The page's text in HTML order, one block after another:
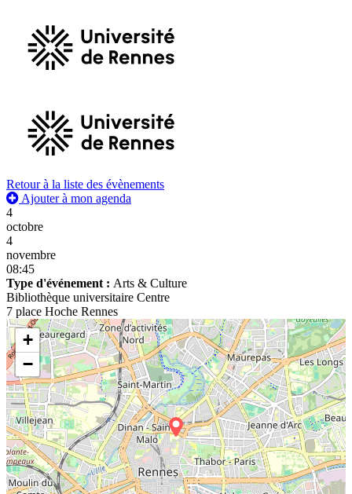
Retour à la liste des évènements
Ajouter à mon agenda
4
octobre
4
novembre
08:45
Type d'événement : Arts & Culture
Bibliothèque universitaire Centre
7 place Hoche Rennes
+
−